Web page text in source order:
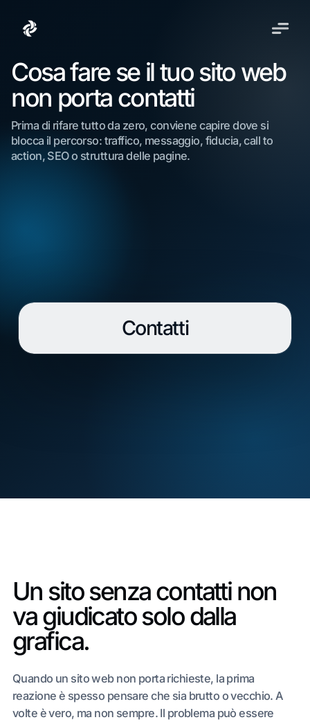
Cosa fare se il tuo sito web
non porta contatti
Prima di rifare tutto da zero, conviene capire dove si
blocca il percorso: traffico, messaggio, fiducia, call to
action, SEO o struttura delle pagine.
Contatti
Un sito senza contatti non
va giudicato solo dalla
grafica.
Quando un sito web non porta richieste, la prima
reazione è spesso pensare che sia brutto o vecchio. A
volte è vero, ma non sempre. Il problema può essere